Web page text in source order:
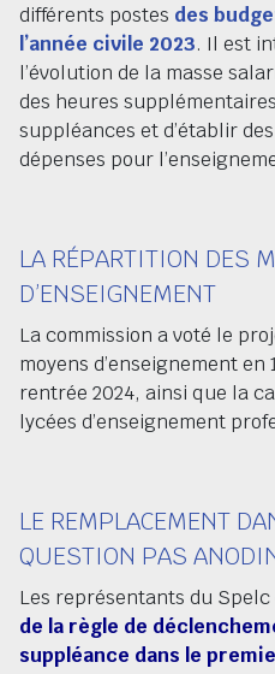
différents postes des
l’année civile 2023. Il est
l’évolution de la masse
des heures
suppléances et d’établir
dépenses pour
LA RÉPARTITION DES
D’ENSEIGNEMENT
La commission a voté le
moyens d’enseignement
rentrée 2024, ainsi que la
lycées d’enseignement
LE REMPLACEMENT
QUESTION PAS
Les représentants du Spelc
de la règle de
suppléance dans le